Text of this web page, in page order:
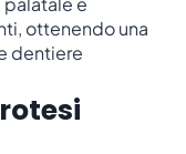
ottenendo una
dentiere